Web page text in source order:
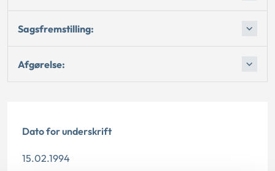
Sagsfremstilling:
Afgørelse:
Dato for underskrift
15.02.1994